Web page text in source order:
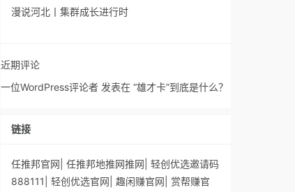
漫说河北丨集群成长进行时
近期评论
一位WordPress评论者 发表在 “雄才卡”到底是什么？
链接
任推邦官网 任推邦地推网推网 轻创优选邀请码
888111
轻创优选官网 趣闲赚官网
赏帮赚官